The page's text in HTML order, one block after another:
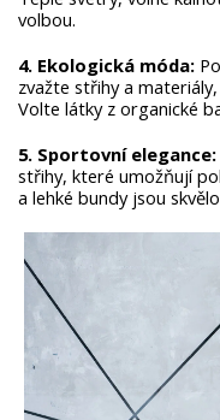
volbou.
4. Ekologická móda:
zvažte střihy a
Volte látky z organické
5. Sportovní elegance:
střihy, které umožňují
a lehké bundy jsou